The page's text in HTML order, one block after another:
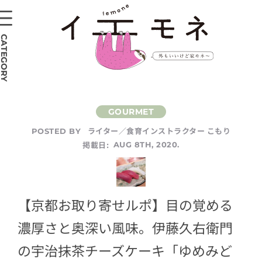
POSTED BY
ライター／食育インストラクター こもり
掲載日: AUG 8TH, 2020.
【京都お取り寄せルポ】目の覚める
濃厚さと奥深い風味。伊藤久右衛門
の宇治抹茶チーズケーキ「ゆめみど